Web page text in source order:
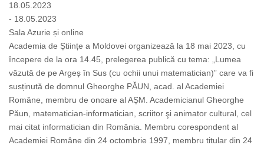
18.05.2023
- 18.05.2023
Sala Azurie și online
Academia de Științe a Moldovei organizează la 18 mai 2023, cu
începere de la ora 14.45, prelegerea publică cu tema: „Lumea
văzută de pe Argeș în Sus (cu ochii unui matematician)” care va fi
susținută de domnul Gheorghe PĂUN, acad. al Academiei
Române, membru de onoare al AȘM. Academicianul Gheorghe
Păun, matematician-informatician, scriitor şi animator cultural, cel
mai citat informatician din România. Membru corespondent al
Academiei Române din 24 octombrie 1997, membru titular din 24